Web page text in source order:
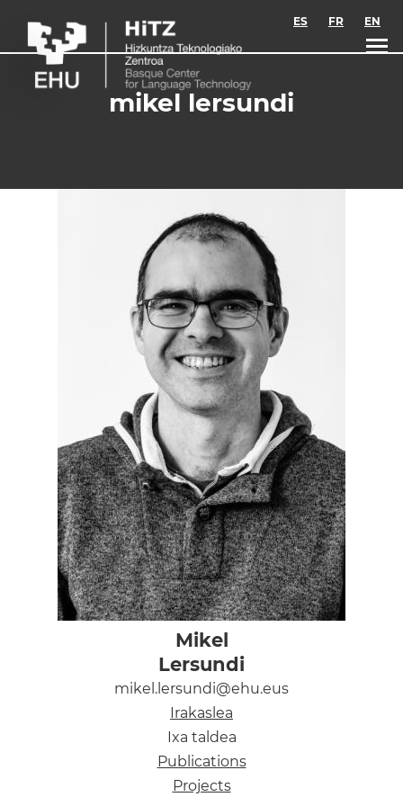
ES FR EN
mikel lersundi
Mikel
Lersundi
mikel.lersundi@ehu.eus
Irakaslea
Ixa taldea
Publications
Projects